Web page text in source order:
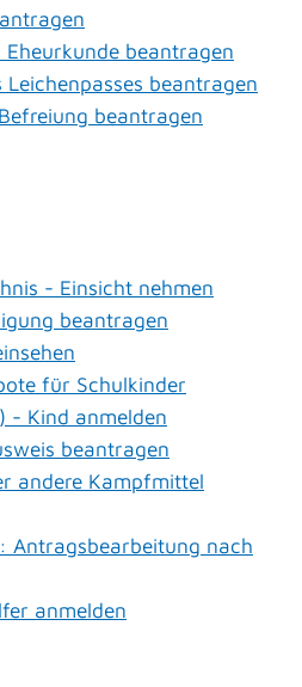
Eheurkunde beantragen
Leichenpasses beantragen
beantragen
- Einsicht nehmen
beantragen
für Schulkinder
- Kind anmelden
beantragen
andere Kampfmittel
Antragsbearbeitung nach
anmelden